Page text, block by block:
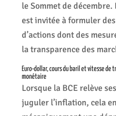
le Sommet de décembre.
est invitée à formuler
d’actions dont des
la transparence des
Euro-dollar, cours du baril et vitesse de
monétaire
Lorsque la BCE relève
juguler l’inflation, cela